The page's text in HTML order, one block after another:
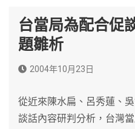
台當局為配合促
題雛析
2004年10月23日
從近來陳水扁、呂秀蓮、
談話內容研判分析，台灣